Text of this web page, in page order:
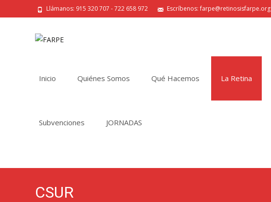
Llámanos: 915 320 707 - 722 658 972 Escríbenos: farpe@retinosisfarpe.org
Inicio Quiénes Somos Qué Hacemos La Retina
Subvenciones JORNADAS
CSUR